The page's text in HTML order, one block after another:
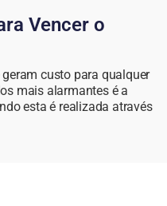
Vencer o
custo para qualquer
mais alarmantes é a
esta é realizada através